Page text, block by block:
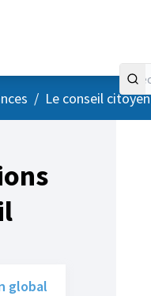
/ Le conseil citoyen
global